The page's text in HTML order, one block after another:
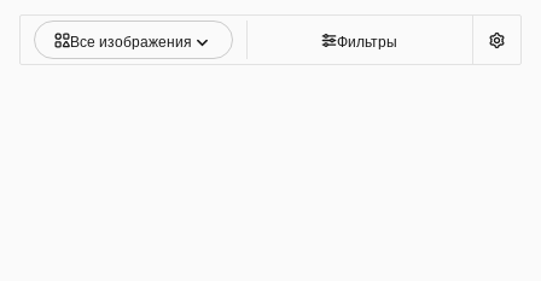
Все изображения Фильтры